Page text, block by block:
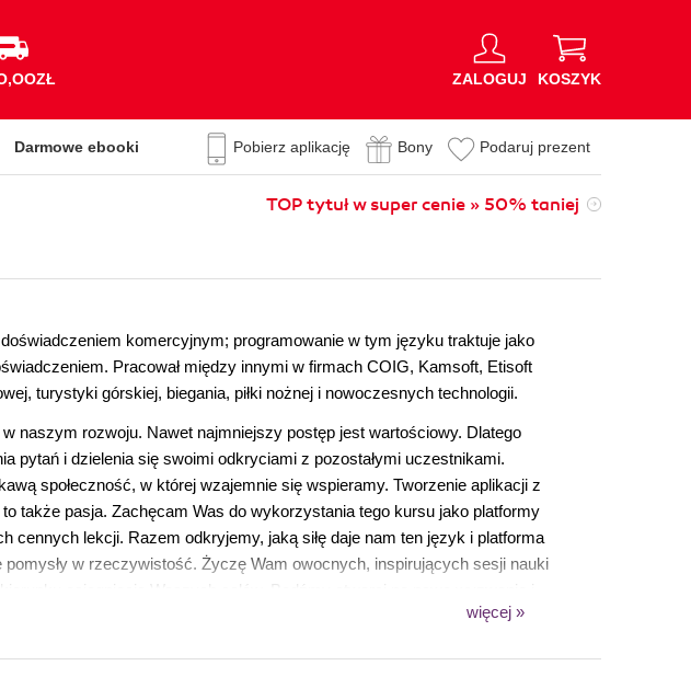
ZALOGUJ KOSZYK
Darmowe ebooki Pobierz aplikację Bony Podaruj prezent
TOP tytuł w super cenie » 50% taniej
komercyjnym; programowanie w tym języku traktuje jako
Pracował między innymi w firmach COIG, Kamsoft, Etisoft
turystyki górskiej, biegania, piłki nożnej i nowoczesnych technologii.
naszym rozwoju. Nawet najmniejszy postęp jest wartościowy. Dlatego
pytań i dzielenia się swoimi odkryciami z pozostałymi uczestnikami.
społeczność, w której wzajemnie się wspieramy. Tworzenie aplikacji z
także pasja. Zachęcam Was do wykorzystania tego kursu jako platformy
cennych lekcji. Razem odkryjemy, jaką siłę daje nam ten język i platforma
w rzeczywistość. Życzę Wam owocnych, inspirujących sesji nauki
więcej »